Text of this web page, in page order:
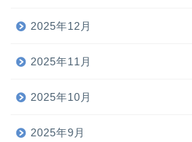
2025年12月
2025年11月
2025年10月
2025年9月